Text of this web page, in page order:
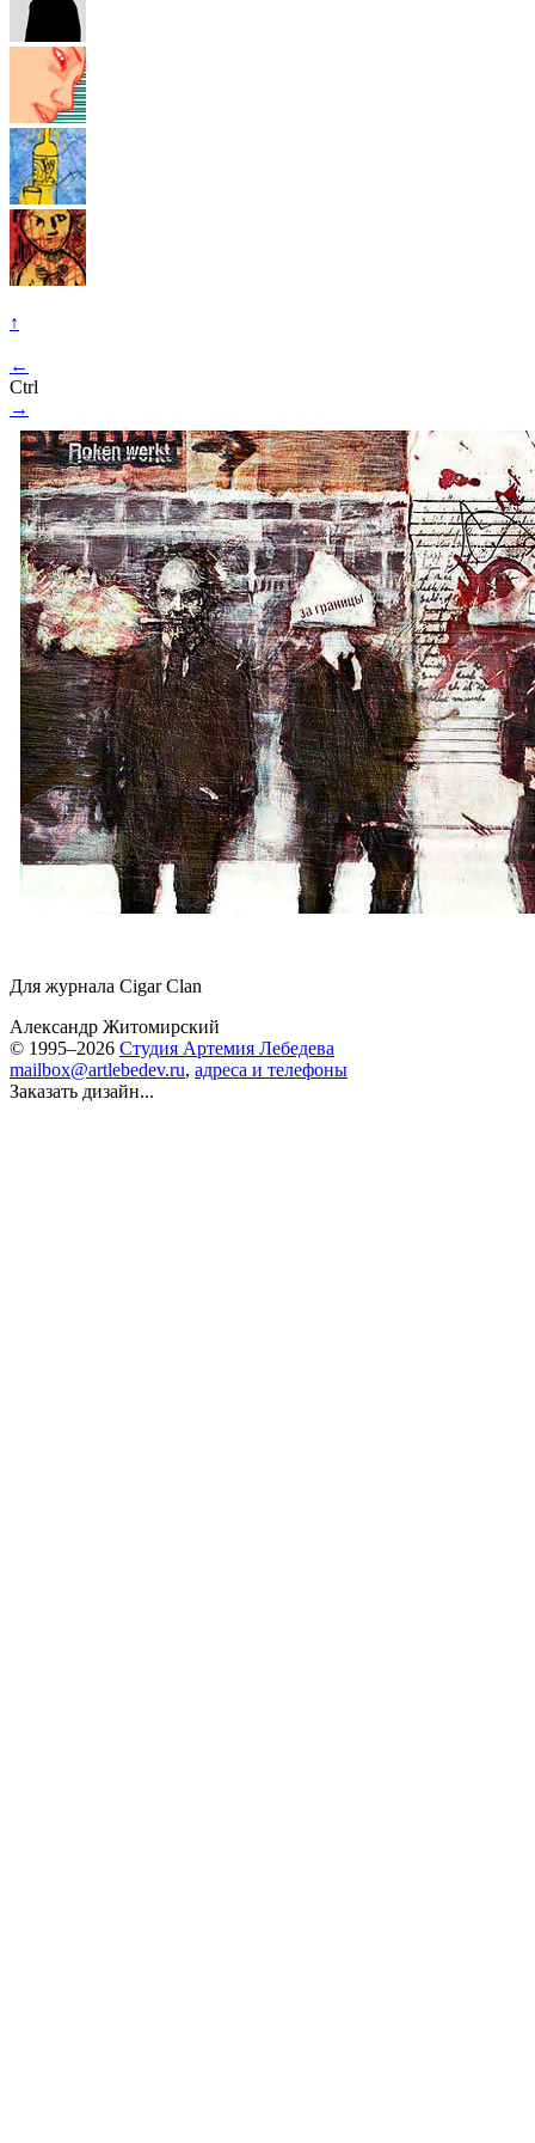
↑
←
Ctrl
→
Для журнала Cigar Clan
Александр Житомирский
© 1995–2026 Студия Артемия Лебедева
mailbox@artlebedev.ru, адреса и телефоны
Заказать дизайн...